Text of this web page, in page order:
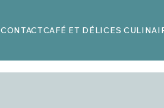
CONTACTCAFÉ ET DÉLICES